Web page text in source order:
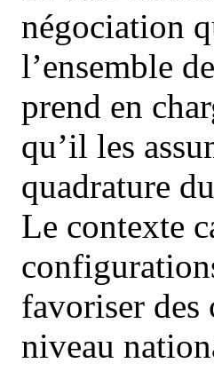
négociation
l’ensemble
prend en
qu’il les
quadrature
Le contexte
favoriser des
niveau